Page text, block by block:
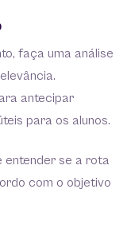
faça uma análise
antecipar
para os alunos.
entender se a rota
com o objetivo